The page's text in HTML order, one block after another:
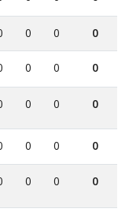
0 0 0
0 0 0
0 0 0
0 0 0
0 0 0